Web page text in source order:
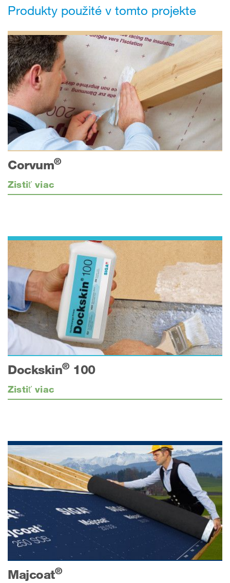
Produkty použité v tomto projekte
Corvum®
Zistiť viac
Dockskin®100
Zistiť viac
Majcoat®